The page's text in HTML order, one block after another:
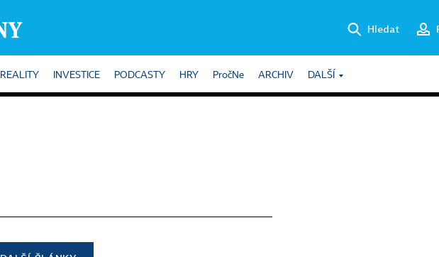
Hledat
REALITY INVESTICE PODCASTY HRY PročNe ARCHIV DALŠÍ